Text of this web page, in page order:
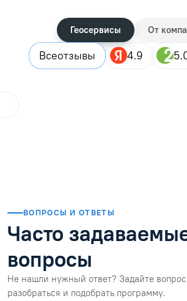
Геосервисы От
Всеотзывы 4.9
ВОПРОСЫ И ОТВЕТЫ
Часто
вопросы
Не нашли нужный ответ? Задайте
разобраться и подобрать программу.